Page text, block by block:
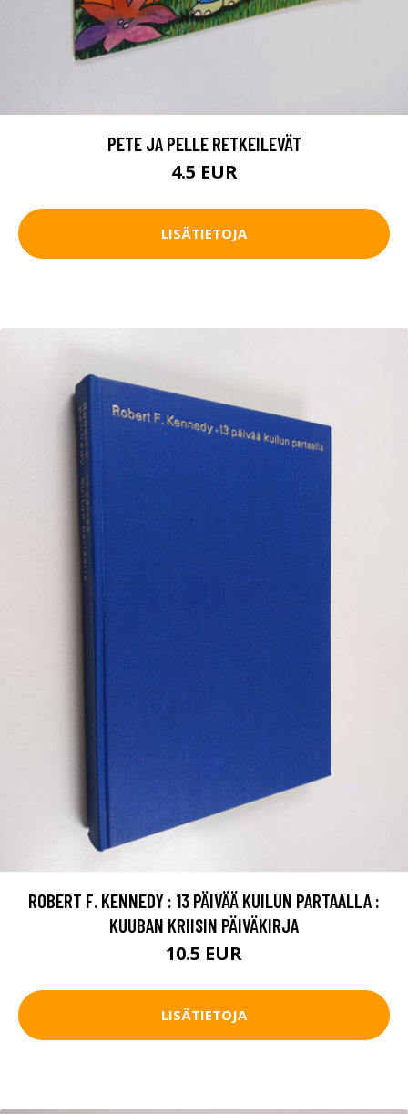
PETE JA PELLE RETKEILEVÄT
4.5 EUR
LISÄTIETOJA
ROBERT F. KENNEDY : 13 PÄIVÄÄ KUILUN PARTAALLA :
KUUBAN KRIISIN PÄIVÄKIRJA
10.5 EUR
LISÄTIETOJA